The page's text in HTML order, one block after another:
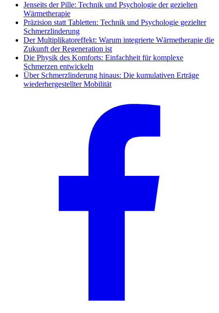
Jenseits der Pille: Technik und Psychologie der gezielten
Wärmetherapie
Präzision statt Tabletten: Technik und Psychologie gezielter
Schmerzlinderung
Der Multiplikatoreffekt: Warum integrierte Wärmetherapie die
Zukunft der Regeneration ist
Die Physik des Komforts: Einfachheit für komplexe
Schmerzen entwickeln
Über Schmerzlinderung hinaus: Die kumulativen Erträge
wiederhergestellter Mobilität